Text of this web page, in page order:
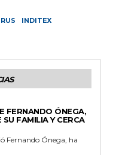
INDITEX
FERNANDO ÓNEGA,
FAMILIA Y CERCA
Fernando Ónega, ha